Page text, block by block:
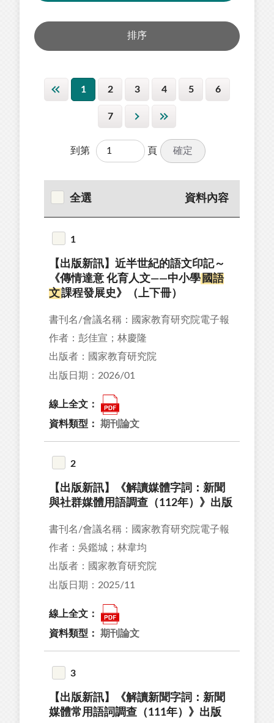
1 2 3 4 5 6
7
到第 頁 確定
全選 資料內容
1
【出版新訊】近半世紀的語文印記～
《傳情達意 化育人文——中小學 國語
文課程發展史》（上下冊）
書刊名/會議名稱：國家教育研究院電子報
作者：彭佳宣；林慶隆
出版者：國家教育研究院
出版日期：2026/01
線上全文：
資料類型： 期刊論文
2
【出版新訊】《解讀媒體字詞：新聞
與社群媒體用語調查（112年）》出版
書刊名/會議名稱：國家教育研究院電子報
作者：吳鑑城；林韋均
出版者：國家教育研究院
出版日期：2025/11
線上全文：
資料類型： 期刊論文
3
【出版新訊】《解讀新聞字詞：新聞
媒體常用語詞調查（111年）》出版